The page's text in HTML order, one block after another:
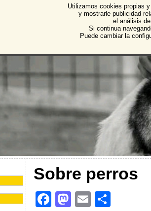
de Animales
Protectora de Animales y Plantas de
Sobre perros
F
M
E
Utilizamos cookies propias
y mostrarle publicidad
el análisis
Si continua
Puede cambiar la